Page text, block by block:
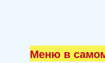
Меню в